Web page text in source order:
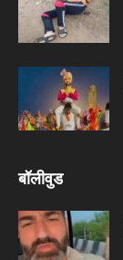
बॉलीवुड